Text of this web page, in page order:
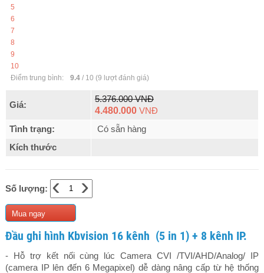
5
6
7
8
9
10
Điểm trung bình:
9.4/ 10 (9 lượt đánh giá)
Giá:
5.376.000 VNĐ
4.480.000 VNĐ
Tình trạng:
Có sẵn hàng
Kích thước
Số lượng: ›
‹
Mua ngay
Đầu ghi hình Kbvision 16 kênh (5 in 1) + 8 kênh IP.
- Hỗ trợ kết nối cùng lúc Camera CVI /TVI/AHD/Analog/ IP
(camera IP lên đến 6 Megapixel) dễ dàng nâng cấp từ hệ thống